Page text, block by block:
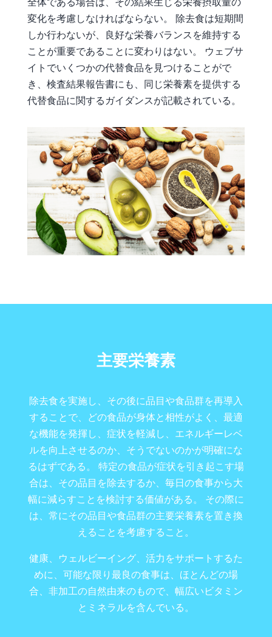
全体である場合は、その結果生じる栄養摂取量の
変化を考慮しなければならない。 除去食は短期間
しか行わないが、良好な栄養バランスを維持する
ことが重要であることに変わりはない。 ウェブサ
イトでいくつかの代替食品を見つけることがで
き、検査結果報告書にも、同じ栄養素を提供する
代替食品に関するガイダンスが記載されている。
主要栄養素
除去食を実施し、その後に品目や食品群を再導入
することで、どの食品が身体と相性がよく、最適
な機能を発揮し、症状を軽減し、エネルギーレベ
ルを向上させるのか、そうでないのかが明確にな
るはずである。 特定の食品が症状を引き起こす場
合は、その品目を除去するか、毎日の食事から大
幅に減らすことを検討する価値がある。 その際に
は、常にその品目や食品群の主要栄養素を置き換
えることを考慮すること。
健康、ウェルビーイング、活力をサポートするた
めに、可能な限り最良の食事は、ほとんどの場
合、非加工の自然由来のもので、幅広いビタミン
とミネラルを含んでいる。